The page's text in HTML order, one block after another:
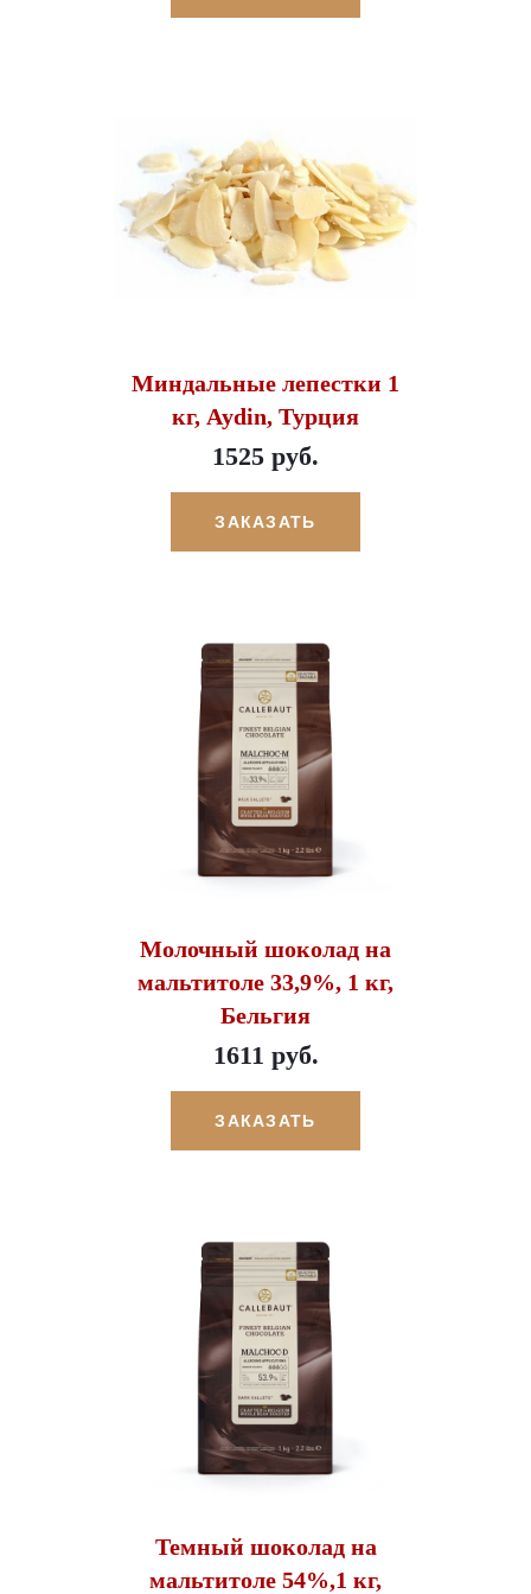
Миндальные лепестки 1
кг, Aydin, Турция
1525 руб.
ЗАКАЗАТЬ
Молочный шоколад на
мальтитоле 33,9%, 1 кг,
Бельгия
1611 руб.
ЗАКАЗАТЬ
Темный шоколад на
мальтитоле 54%,1 кг,